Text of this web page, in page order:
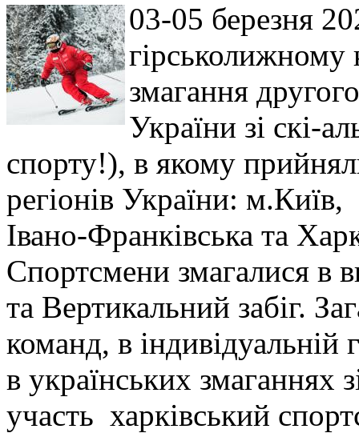
03-05 березня
гірськолижному
змагання
України зі скі-
спорту!), в якому
регіонів України:
Івано-Франківська та
Спортсмени змагалися в
та Вертикальний забіг.
команд, в
в українських змаганнях
участь харківський